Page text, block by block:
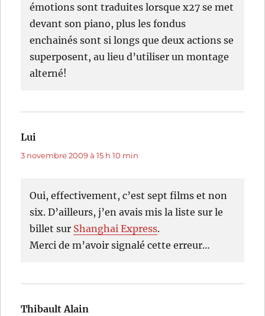
émotions sont traduites lorsque x27 se met
devant son piano, plus les fondus
enchainés sont si longs que deux actions se
superposent, au lieu d’utiliser un montage
alterné!
Lui
3 novembre 2009 à 15 h 10 min
Oui, effectivement, c’est sept films et non
six. D’ailleurs, j’en avais mis la liste sur le
billet sur Shanghai Express.
Merci de m’avoir signalé cette erreur…
Thibault Alain